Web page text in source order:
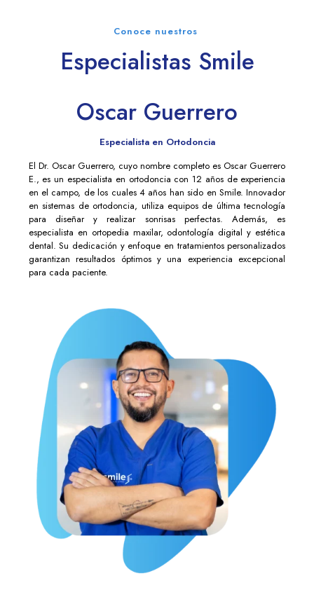
Conoce nuestros
Especialistas Smile
Oscar Guerrero
Especialista en Ortodoncia
El Dr. Oscar Guerrero, cuyo nombre completo es Oscar Guerrero
E., es un especialista en ortodoncia con 12 años de experiencia
en el campo, de los cuales 4 años han sido en Smile. Innovador
en sistemas de ortodoncia, utiliza equipos de última tecnología
para diseñar y realizar sonrisas perfectas. Además, es
especialista en ortopedia maxilar, odontología digital y estética
dental. Su dedicación y enfoque en tratamientos personalizados
garantizan resultados óptimos y una experiencia excepcional
para cada paciente.